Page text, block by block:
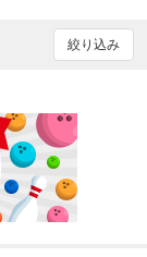
絞り込み